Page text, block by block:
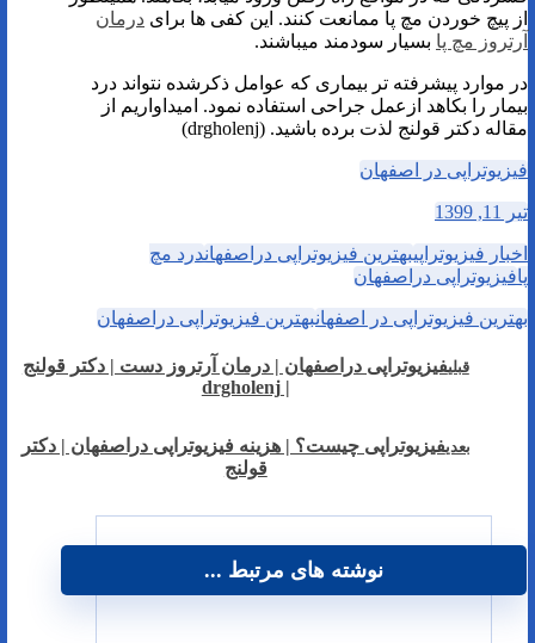
از پیچ خوردن مچ پا ممانعت کنند. این کفی ها برای درمان
آرتروز مچ پا بسیار سودمند میباشند.
در موارد پیشرفته تر بیماری که عوامل ذکرشده نتواند درد
بیمار را بکاهد ازعمل جراحی استفاده نمود. امیداواریم از
مقاله دکتر قولنج لذت برده باشید. (drgholenj)
فیزیوتراپی در اصفهان
تیر 11, 1399
اخبار فیزیوتراپیبهترین فیزیوتراپی دراصفهاندرد مچ
پافیزیوتراپی دراصفهان
بهترین فیزیوتراپی در اصفهانبهترین فیزیوتراپی دراصفهان
قبلیفیزیوتراپی دراصفهان | درمان آرتروز دست | دکتر قولنج
| drgholenj
بعدیفیزیوتراپی چیست؟ | هزینه فیزیوتراپی دراصفهان | دکتر
قولنج
نوشته های مرتبط ...